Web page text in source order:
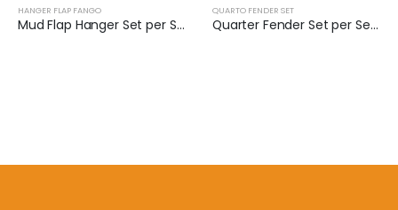
HANGER FLAP FANGO
Mud Flap Hanger Set per Semi Truck | XKJ-MFH-01-1/8
QUARTO FENDER SET
Quarter Fender Set per Semi Truck | XKJ-QFS24BKLS